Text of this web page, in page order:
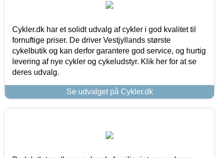
Cykler.dk har et solidt udvalg af cykler i god kvalitet til
fornuftige priser. De driver Vestjyllands største
cykelbutik og kan derfor garantere god service, og hurtig
levering af nye cykler og cykeludstyr. Klik her for at se
deres udvalg.
Se udvalget på Cykler.dk